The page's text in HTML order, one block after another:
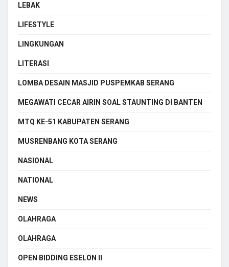
LEBAK
LIFESTYLE
LINGKUNGAN
LITERASI
LOMBA DESAIN MASJID PUSPEMKAB SERANG
MEGAWATI CECAR AIRIN SOAL STAUNTING DI BANTEN
MTQ KE-51 KABUPATEN SERANG
MUSRENBANG KOTA SERANG
NASIONAL
NATIONAL
NEWS
OLAHRAGA
OLAHRAGA
OPEN BIDDING ESELON II